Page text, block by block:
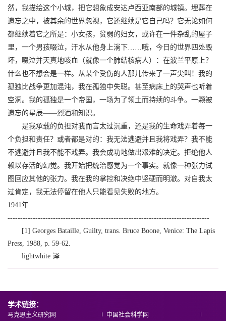
然，我描绘这个小城，把它想象成安达卢西亚南部的城镇。埋葬在
遗忘之中，被其余的世界忽视，它还继续是它自己吗？它无论如何
都继续着它之所是：小女孩，贫弱的妇女，或许在一件杂乱的屋子
里，一个男孩啜泣，汗水从他身上淌下……哦，今日的世界四处毁
坏，啜泣并天真地咳血（就像一个肺结核病人）：在波兰平原上？
什么也不想会是一样。从某个受伤的人那儿传来了一声尖叫！我的
孤独比战争更加混沌，我在孤独中失聪。甚至病床上的哭声也听着
空洞。我的孤独是一个帝国，一场为了领土而持续的斗争。一颗被
遗忘的星辰——烈酒和知识。
是我承载的负担对我而言太过沉重，还是我的生命戏弄着每一
个负担和责任？或者都是对的：我无法逃避并且我将戏弄？我不能
不逃避并且我不能不戏弄。我会成功地做出艰难的决定。拒绝他人
赖以存活的幻觉。我开始把统治感觉为一个事实。就像一种张力试
图回应其他的张力。我在我的掌控和决绝中坚硬而明澈。对自我太
过肯定，我无法停留在他人只能看见失败的地方。
1941年
--------------------------------------------------------------------------------
[1] Georges Bataille, Guilty, trans. Bruce Boone, Venice: The Lapis
Press, 1988, p. 59-62.
lightwhite 译
学术链接：
马克思主义研究网 中国社会科学网